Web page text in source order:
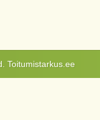
Toitumistarkus.ee